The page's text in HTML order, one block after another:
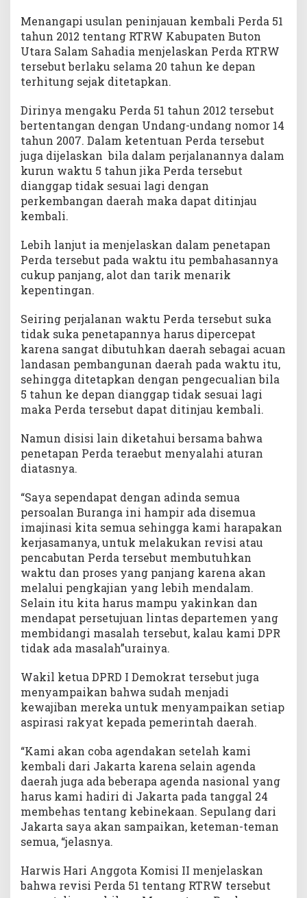
Menangapi usulan peninjauan kembali Perda 51
tahun 2012 tentang RTRW Kabupaten Buton
Utara Salam Sahadia menjelaskan Perda RTRW
tersebut berlaku selama 20 tahun ke depan
terhitung sejak ditetapkan.
Dirinya mengaku Perda 51 tahun 2012 tersebut
bertentangan dengan Undang-undang nomor 14
tahun 2007. Dalam ketentuan Perda tersebut
juga dijelaskan bila dalam perjalanannya dalam
kurun waktu 5 tahun jika Perda tersebut
dianggap tidak sesuai lagi dengan
perkembangan daerah maka dapat ditinjau
kembali.
Lebih lanjut ia menjelaskan dalam penetapan
Perda tersebut pada waktu itu pembahasannya
cukup panjang, alot dan tarik menarik
kepentingan.
Seiring perjalanan waktu Perda tersebut suka
tidak suka penetapannya harus dipercepat
karena sangat dibutuhkan daerah sebagai acuan
landasan pembangunan daerah pada waktu itu,
sehingga ditetapkan dengan pengecualian bila
5 tahun ke depan dianggap tidak sesuai lagi
maka Perda tersebut dapat ditinjau kembali.
Namun disisi lain diketahui bersama bahwa
penetapan Perda teraebut menyalahi aturan
diatasnya.
“Saya sependapat dengan adinda semua
persoalan Buranga ini hampir ada disemua
imajinasi kita semua sehingga kami harapakan
kerjasamanya, untuk melakukan revisi atau
pencabutan Perda tersebut membutuhkan
waktu dan proses yang panjang karena akan
melalui pengkajian yang lebih mendalam.
Selain itu kita harus mampu yakinkan dan
mendapat persetujuan lintas departemen yang
membidangi masalah tersebut, kalau kami DPR
tidak ada masalah”urainya.
Wakil ketua DPRD I Demokrat tersebut juga
menyampaikan bahwa sudah menjadi
kewajiban mereka untuk menyampaikan setiap
aspirasi rakyat kepada pemerintah daerah.
“Kami akan coba agendakan setelah kami
kembali dari Jakarta karena selain agenda
daerah juga ada beberapa agenda nasional yang
harus kami hadiri di Jakarta pada tanggal 24
membehas tentang kebinekaan. Sepulang dari
Jakarta saya akan sampaikan, keteman-teman
semua, “jelasnya.
Harwis Hari Anggota Komisi II menjelaskan
bahwa revisi Perda 51 tentang RTRW tersebut